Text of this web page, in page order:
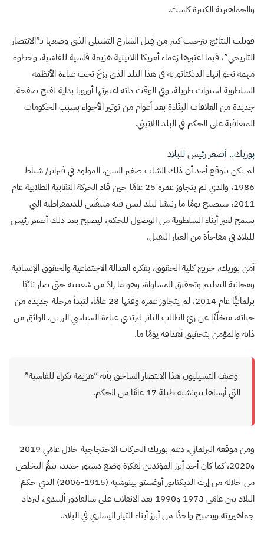
والجماهيرية الكبيرة كاست.
قوبلت النتائج بترحيب كبير من قِبل الشارع التشيلي الذي وصفها بـ”الانتصار
التاريخي”، فيما اعتبرها زعماء أمريكا اللاتينية هزيمة قاسية للفاشية، وخطوة
مهمة نحو إنهاء الديكتاتورية في هذا البلد الذي رزخَ تحت عباءة الأنظمة
السلطوية لسنوات طويلة، وفي الوقت ذاته اعتبرتها أوروبا بداية لفتح صفحة
جديدة من العلاقات البنّاءة بعد أعوام من توتير الأجواء بسبب الحكومات
المتعاقبة على الحكم في البلد اللاتيني.
بوريك.. أصغر رئيس للبلاد
لم يكن يتوقع أحد أن ذلك الشاب صغير السن، المولود في فبراير/ شباط
1986، والذي لم يتجاوز عمره 25 عامًا حين قاد الحركة النقابية الطلابية عام
2011، سيصبح يومًا ما رئيسًا لبلد ليس فيه متنفّس للديمقراطية التي
تسمح لغير أبناء السلطوية من الوصول للحكم، ليصبح بعد ذلك أصغر رئيس
للبلاد في مفاجأة من العيار الثقيل.
آمن بوريك، خريج كلية الحقوق، بفكرة العدالة الاجتماعية والحقوق الإنسانية
ومجانية التعليم وتحقيق المساواة، وهو ما زادَ من شعبيته حتى صار نائبًا
برلمانيًّا عام 2014، لم يتجاوز عمره وقتها 28 عامًا، لتبدأ مرحلة جديدة من
حياته، متخلّيًا عن زيّ الطالب الثائر ليرتدي عباءة السياسي الرزين، الواثق من
ذاته والمؤمن بتحقيق أهدافه يومًا ما.
وصف التشيليون هذا الانتصار الساحق بأنه “هزيمة نكراء للفاشية”
التي أرساها بيونشيه طيلة 17 عامًا من الحكم.
ومن موقعه البرلماني، دعم بوريك الحركات الاحتجاجية خلال عامَي 2019
و2020، كما كان أحد أبرز المؤيّدين لفكرة وضع دستور جديد، يتمُّ التخلص
من خلاله من إرث الديكتاتور أوغستو بينوشيه (1915-2006) الذي حكمَ
البلاد بين عامَي 1973 و1990 بعد الانقلاب على سالفادور أليندي، لتزداد
جماهيريته ويصبح واحدًا من أبرز أبناء التيار اليساري في البلاد.